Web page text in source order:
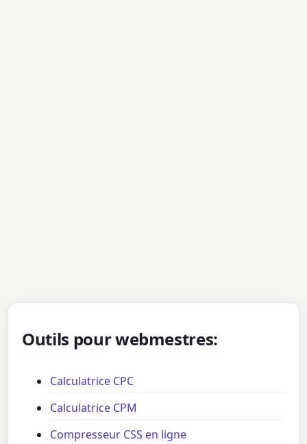
Outils pour webmestres:
Calculatrice CPC
Calculatrice CPM
Compresseur CSS en ligne